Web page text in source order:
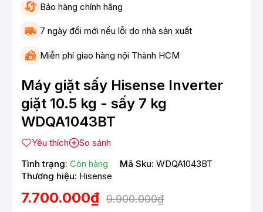
Bảo hàng chính hãng
7 ngày đổi mới nếu lỗi do nhà sản xuất
Miễn phí giao hàng nội Thành HCM
Máy giặt sấy Hisense Inverter
giặt 10.5 kg - sấy 7 kg
WDQA1043BT
Yêu thích
So sánh
Tình trạng: Còn hàng Mã Sku: WDQA1043BT
Thương hiệu: Hisense
7.700.000₫ 9.900.000₫